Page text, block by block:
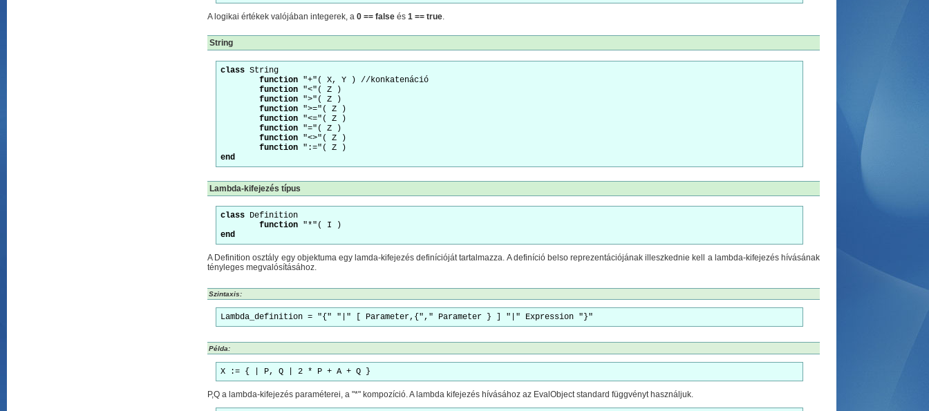
A logikai értékek valójában integerek, a 0 == false és 1 == true.
String
class String
function "+"( X, Y ) //konkatenáció
function "<"( Z )
function ">"( Z )
function ">="( Z )
function "<="( Z )
function "="( Z )
function "<>"( Z )
function
end
Lambda-kifejezés típus
class Definition
function
end
A Definition osztály egy objektuma egy lamda-kifejezés definícióját tartalmazza. A definíció belso reprezentációjának illeszkednie kell a lambda-kifejezés hívásának
tényleges megvalósításához.
Szintaxis:
Lambda_definition = "{" "|" [ Parameter,{"," Parameter } ] "|" Expression "}"
Példa:
X := { | P, Q | 2 * P + A + Q }
P,Q a lambda-kifejezés paraméterei, a "*" kompozíció. A lambda kifejezés hívásához az EvalObject standard függvényt használjuk.